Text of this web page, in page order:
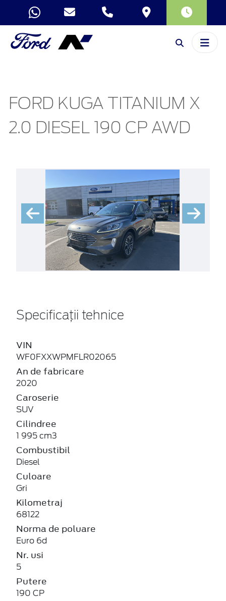
FORD KUGA TITANIUM X
2.0 DIESEL 190 CP AWD
Specificații tehnice
VIN
WF0FXXWPMFLR02065
An de fabricare
2020
Caroserie
SUV
Cilindree
1 995 cm3
Combustibil
Diesel
Culoare
Gri
Kilometraj
68122
Norma de poluare
Euro 6d
Nr. usi
5
Putere
190 CP